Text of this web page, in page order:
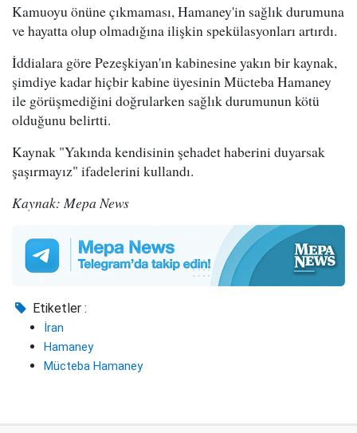
Kamuoyu önüne çıkmaması, Hamaney'in sağlık durumuna
ve hayatta olup olmadığına ilişkin spekülasyonları artırdı.
İddialara göre Pezeşkiyan'ın kabinesine yakın bir kaynak,
şimdiye kadar hiçbir kabine üyesinin Mücteba Hamaney
ile görüşmediğini doğrularken sağlık durumunun kötü
olduğunu belirtti.
Kaynak "Yakında kendisinin şehadet haberini duyarsak
şaşırmayız" ifadelerini kullandı.
Kaynak: Mepa News
Etiketler :
İran
Hamaney
Mücteba Hamaney